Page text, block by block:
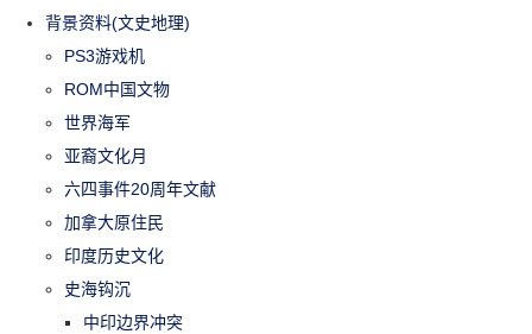
背景资料(文史地理)
PS3游戏机
ROM中国文物
世界海军
亚裔文化月
六四事件20周年文献
加拿大原住民
印度历史文化
史海钩沉
中印边界冲突